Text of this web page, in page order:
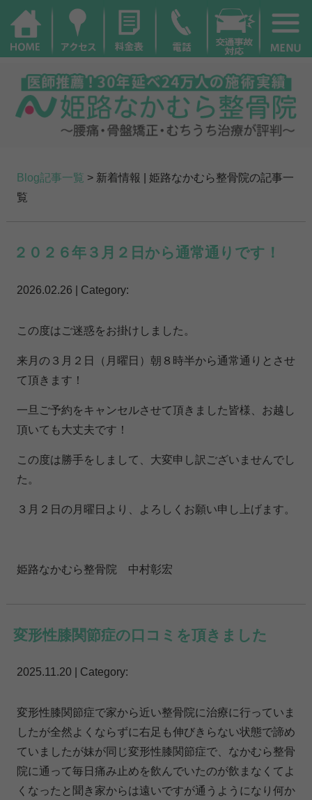
Blog記事一覧 > 新着情報 | 姫路なかむら整骨院の記事一
覧
２０２６年３月２日から通常通りです！
2026.02.26 | Category:
この度はご迷惑をお掛けしました。
来月の３月２日（月曜日）朝８時半から通常通りとさせ
て頂きます！
一旦ご予約をキャンセルさせて頂きました皆様、お越し
頂いても大丈夫です！
この度は勝手をしまして、大変申し訳ございませんでし
た。
３月２日の月曜日より、よろしくお願い申し上げます。
姫路なかむら整骨院 中村彰宏
変形性膝関節症の口コミを頂きました
2025.11.20 | Category:
変形性膝関節症で家から近い整骨院に治療に行っていま
したが全然よくならずに右足も伸びきらない状態で諦め
ていましたが妹が同じ変形性膝関節症で、なかむら整骨
院に通って毎日痛み止めを飲んでいたのが飲まなくてよ
くなったと聞き家からは遠いですが通うようになり何か